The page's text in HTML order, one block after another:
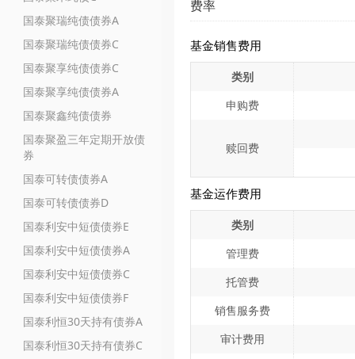
国泰聚瑞纯债债券A
国泰聚瑞纯债债券C
国泰聚享纯债债券C
国泰聚享纯债债券A
国泰聚鑫纯债债券
国泰聚盈三年定期开放债
券
国泰可转债债券A
国泰可转债债券D
国泰利安中短债债券E
国泰利安中短债债券A
国泰利安中短债债券C
国泰利安中短债债券F
国泰利恒30天持有债券A
国泰利恒30天持有债券C
费率
基金销售费用
类别
申购费
赎回费
基金运作费用
类别
管理费
托管费
销售服务费
审计费用